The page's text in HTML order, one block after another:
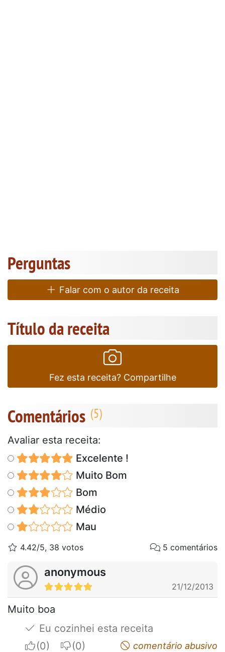
Perguntas
Falar com o autor da receita
Título da receita
Fez esta receita? Compartilhe
Comentários
Avaliar esta receita:
Excelente !
Muito Bom
Bom
Médio
Mau
4.42/5, 38 votos 5 comentários
anonymous
21/12/2013
Muito boa
Eu cozinhei esta receita
I apreciateI do not appreciatecomentário abusivo